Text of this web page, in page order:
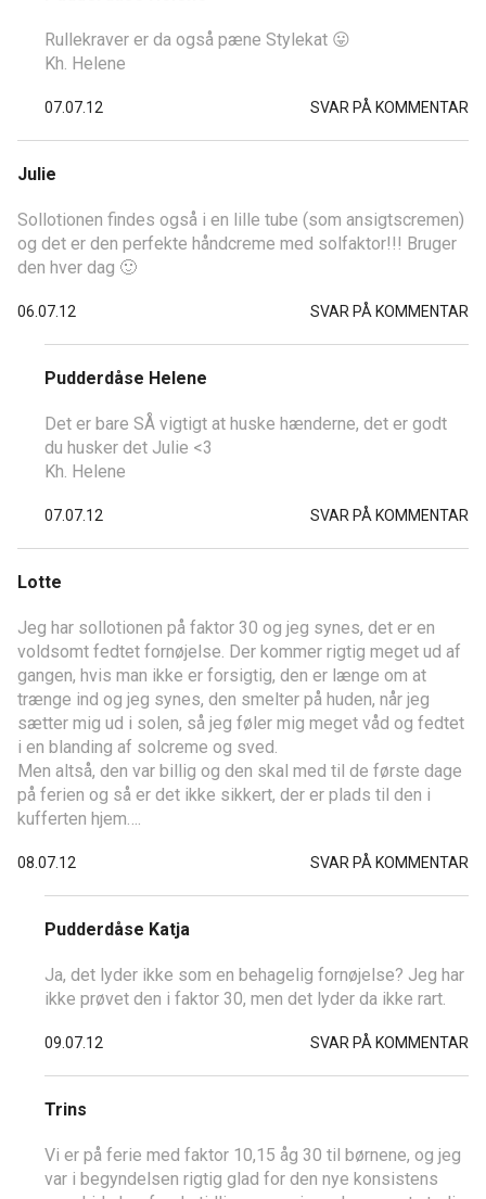
Rullekraver er da også pæne Stylekat 😛
Kh. Helene
07.07.12 SVAR PÅ KOMMENTAR
Julie
Sollotionen findes også i en lille tube (som ansigtscremen)
og det er den perfekte håndcreme med solfaktor!!! Bruger
den hver dag 🙂
06.07.12 SVAR PÅ KOMMENTAR
Pudderdåse Helene
Det er bare SÅ vigtigt at huske hænderne, det er godt
du husker det Julie <3
Kh. Helene
07.07.12 SVAR PÅ KOMMENTAR
Lotte
Jeg har sollotionen på faktor 30 og jeg synes, det er en
voldsomt fedtet fornøjelse. Der kommer rigtig meget ud af
gangen, hvis man ikke er forsigtig, den er længe om at
trænge ind og jeg synes, den smelter på huden, når jeg
sætter mig ud i solen, så jeg føler mig meget våd og fedtet
i en blanding af solcreme og sved.
Men altså, den var billig og den skal med til de første dage
på ferien og så er det ikke sikkert, der er plads til den i
kufferten hjem….
08.07.12 SVAR PÅ KOMMENTAR
Pudderdåse Katja
Ja, det lyder ikke som en behagelig fornøjelse? Jeg har
ikke prøvet den i faktor 30, men det lyder da ikke rart.
09.07.12 SVAR PÅ KOMMENTAR
Trins
Vi er på ferie med faktor 10,15 åg 30 til børnene, og jeg
var i begyndelsen rigtig glad for den nye konsistens